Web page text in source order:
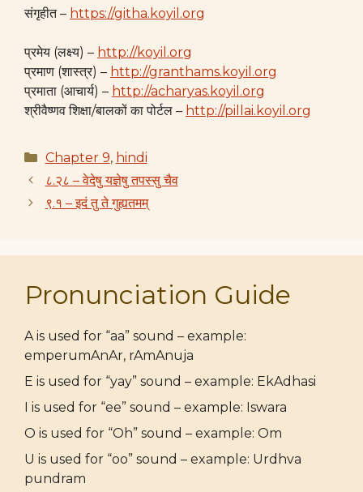
संगृहीत – https://githa.koyil.org
प्रमेय (लक्ष्य) – http://koyil.org
प्रमाण (शास्त्र) – http://granthams.koyil.org
प्रमाता (आचार्य) – http://acharyas.koyil.org
श्रीवैष्णव शिक्षा/बालकों का पोर्टल – http://pillai.koyil.org
Categories
Chapter 9, hindi
८.२८ – वेदेषु यज्ञेषु तपस्सु चैव
९.१ – इदं तु ते गुह्यतमम्
Pronunciation Guide
A is used for “aa” sound – example:
emperumAnAr, rAmAnuja
E is used for “yay” sound – example: EkAdhasi
I is used for “ee” sound – example: Iswara
O is used for “Oh” sound – example: Om
U is used for “oo” sound – example: Urdhva
pundram